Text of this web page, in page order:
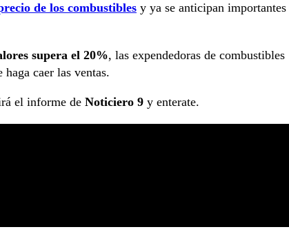
de los combustibles y ya se anticipan importantes
supera el 20%, las expendedoras de combustibles
caer las ventas.
el informe de Noticiero 9 y enterate.